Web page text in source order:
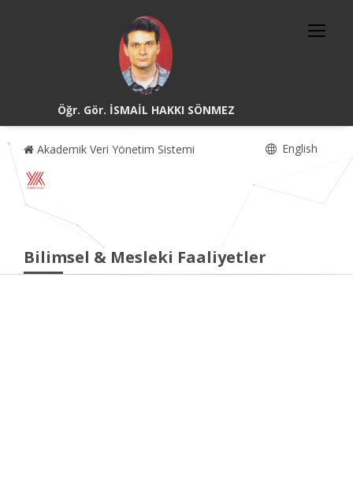
Öğr. Gör. İSMAİL HAKKI SÖNMEZ
Akademik Veri Yönetim Sistemi English
Bilimsel & Mesleki Faaliyetler